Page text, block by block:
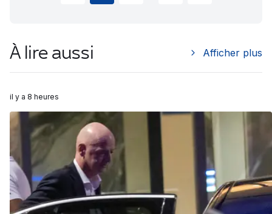
À lire aussi Afficher plus
il y a 8 heures